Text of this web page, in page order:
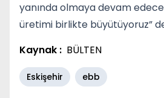
yanında olmaya devam
üretimi birlikte büyütüyoruz”
Kaynak : BÜLTEN
Eskişehir ebb